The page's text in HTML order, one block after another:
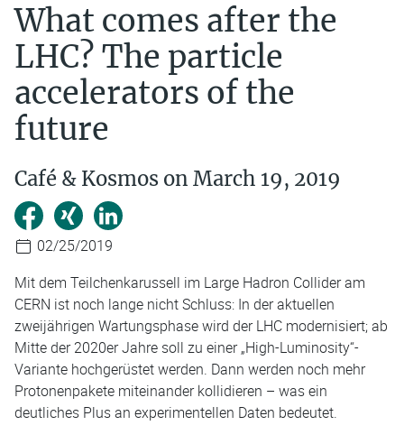
What comes after the
LHC? The particle
accelerators of the
future
Café & Kosmos on March 19, 2019
02/25/2019
Mit dem Teilchenkarussell im Large Hadron Collider am
CERN ist noch lange nicht Schluss: In der aktuellen
zweijährigen Wartungsphase wird der LHC modernisiert; ab
Mitte der 2020er Jahre soll zu einer „High-Luminosity“-
Variante hochgerüstet werden. Dann werden noch mehr
Protonenpakete miteinander kollidieren – was ein
deutliches Plus an experimentellen Daten bedeutet.